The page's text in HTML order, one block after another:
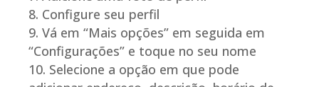
Configure seu perfil
Vá em “Mais opções” em seguida em
“Configurações” e toque no seu nome
Selecione a opção em que pode